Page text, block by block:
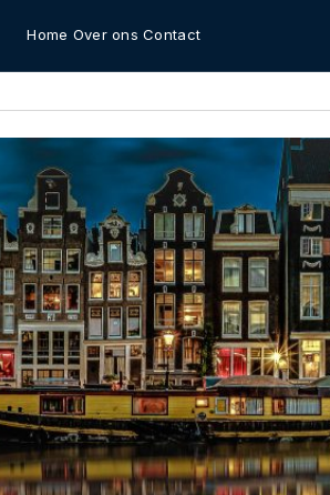
Home Over ons Contact